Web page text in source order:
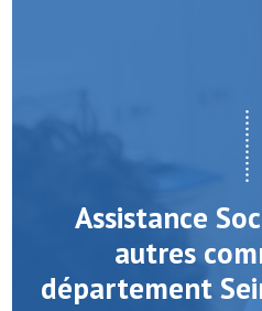
Assistance
autres
département